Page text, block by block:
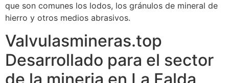
que son comunes los lodos, los gránulos de mineral de
hierro y otros medios abrasivos.
Valvulasmineras.top
Desarrollado para el sector
de la mineria en La Falda